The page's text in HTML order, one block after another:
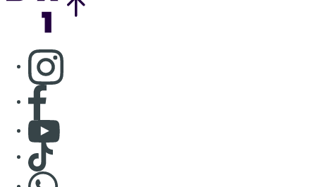
Consulter page Instagram
Consulter page Facebook
Consulter Youtube
Consulter TikTok